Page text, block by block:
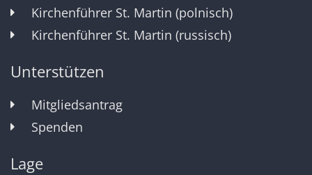
Kirchenführer St. Martin (polnisch)
Kirchenführer St. Martin (russisch)
Unterstützen
Mitgliedsantrag
Spenden
Lage